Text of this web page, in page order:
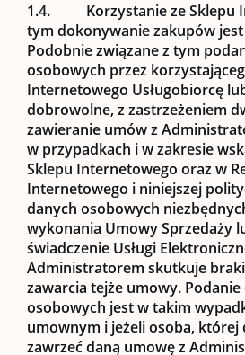
1.4. Korzystanie ze Sklepu
tym dokonywanie zakupów
Podobnie związane z tym
osobowych przez
Internetowego Usługobiorcę
dobrowolne, z zastrzeżeniem
zawieranie umów z
w przypadkach i w zakresie
Sklepu Internetowego oraz w
Internetowego i niniejszej
danych osobowych
wykonania Umowy Sprzedaży
świadczenie Usługi
Administratorem skutkuje
zawarcia tejże umowy. Podanie
osobowych jest w takim
umownym i jeżeli osoba, której
zawrzeć daną umowę z